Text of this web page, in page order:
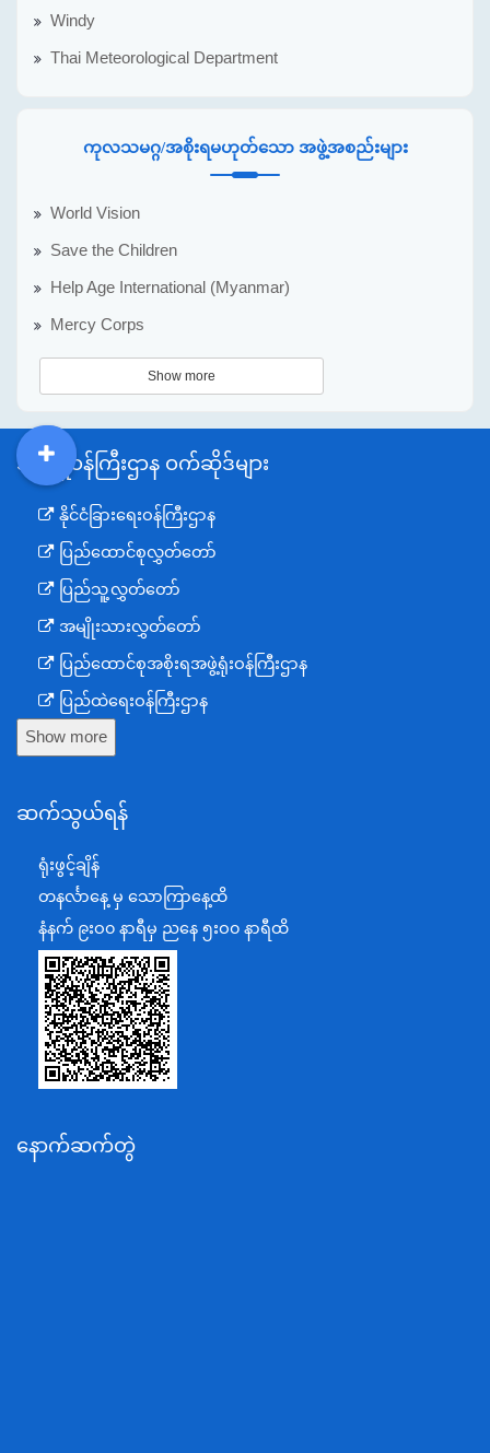
Windy
Thai Meteorological Department
ကုလသမဂ္ဂ/အစိုးရမဟုတ်သော အဖွဲ့အစည်းများ
World Vision
Save the Children
Help Age International (Myanmar)
Mercy Corps
Show more
အစိုးရဝန်ကြီးဌာန ဝက်ဆိုဒ်များ
နိုင်ငံခြားရေးဝန်ကြီးဌာန
ပြည်ထောင်စုလွှတ်တော်
ပြည်သူ့လွှတ်တော်
အမျိုးသားလွှတ်တော်
ပြည်ထောင်စုအစိုးရအဖွဲ့ရုံးဝန်ကြီးဌာန
ပြည်ထဲရေးဝန်ကြီးဌာန
ကာကွယ်ရေးဝန်ကြီးဌာန
စီမံကိန်း၊ဘဏ္ဍာရေးနှင့်စက်မှုဝန်ကြီးဌာန
အပြည်ပြည်ဆိုင်ရာပူးပေါင်းဆောင်ရွက်ရေးဝန်ကြီးဌာန
ပြန်ကြားရေးဝန်ကြီးဌာန
သာသနာရေးနှင့် ယဉ်ကျေးမှုဝန်ကြီးဌာန
စိုက်ပျိုးရေး၊မွေးမြူရေးနှင့်ဆည်မြောင်းဝန်ကြီးဌာန
ပို့ဆောင်ရေးနှင့်ဆက်သွယ်ရေးဝန်ကြီးဌာန
သယံဇာတနှင့်ပတ်ဝန်းကျင်ထိန်းသိမ်းရေးဝန်ကြီးဌာန
အလုပ်သမား၊လူဝင်မှုကြီးကြပ်ရေးနှင့်ပြည်သူ့အင်အား
Show more
ဆက်သွယ်ရန်
ရုံးဖွင့်ချိန်
တနင်္လာနေ့ မှ သောကြာနေ့ထိ
နံနက် ၉းဝ၀ နာရီမှ ညနေ ၅းဝ၀ နာရီထိ
နောက်ဆက်တွဲ
DDM